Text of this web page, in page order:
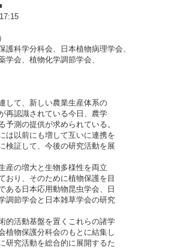
学分科会、日本植物病理学会、
植物化学調節学会、
、新しい農業生産体系の
認識されている今日、農学
測の提供が求められている。
以前にも増して互いに連携を
証して、今後の研究活動を展
の増大と生物多様性を両立
り、そのために植物保護を目
る日本応用動物昆虫学会、日
節学会と日本雑草学会の研究
動基盤を置くこれらの諸学
物保護分科会のもとに結集し
究活動を総合的に展開するた